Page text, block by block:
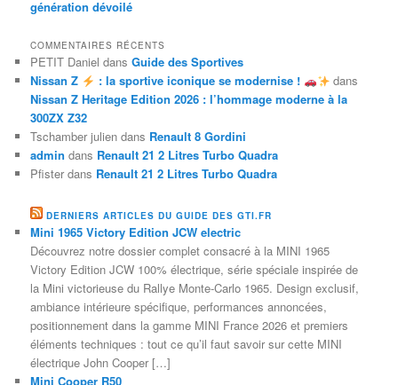
génération dévoilé
COMMENTAIRES RÉCENTS
PETIT Daniel dansGuide des Sportives
Nissan Z
: la sportive iconique se modernise !
dans
Nissan Z Heritage Edition 2026 : l’hommage moderne à la
300ZX Z32
Tschamber julien dans Renault 8 Gordini
admin dans Renault 21 2 Litres Turbo Quadra
Pfister dans Renault 21 2 Litres Turbo Quadra
DERNIERS ARTICLES DU GUIDE DES GTI.FR
Mini 1965 Victory Edition JCW electric
Découvrez notre dossier complet consacré à la MINI 1965
Victory Edition JCW 100% électrique, série spéciale inspirée de
la Mini victorieuse du Rallye Monte-Carlo 1965. Design exclusif,
ambiance intérieure spécifique, performances annoncées,
positionnement dans la gamme MINI France 2026 et premiers
éléments techniques : tout ce qu’il faut savoir sur cette MINI
électrique John Cooper […]
Mini Cooper R50